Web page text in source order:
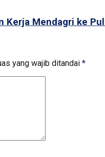
Kerja Mendagri ke
yang wajib ditandai *